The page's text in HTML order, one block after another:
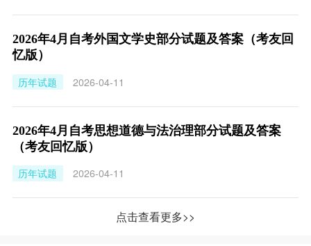
2026年4月自考外国文学史部分试题及答案（考友回
忆版）
历年试题
2026-04-11
2026年4月自考思想道德与法治理部分试题及答案
（考友回忆版）
历年试题
2026-04-11
点击查看更多>>